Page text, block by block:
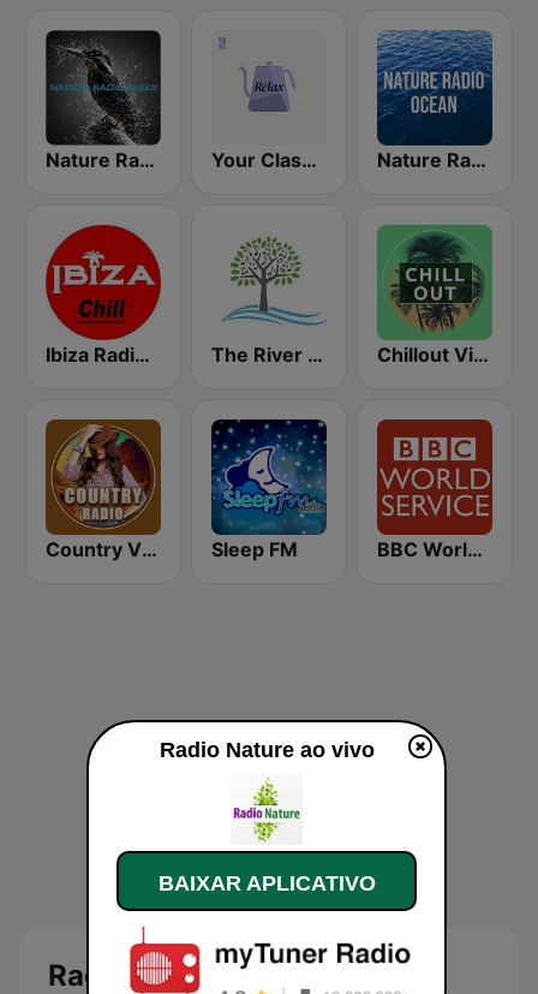
Nature Radio Sleep Your Classical Relax Nature Radio Ocean
Ibiza Radios - Chill The River of Calm Chillout Vibes
Country Vibes Sleep FM BBC World Service
Radio Nature
Radio Nature ao vivo
BAIXAR APLICATIVO